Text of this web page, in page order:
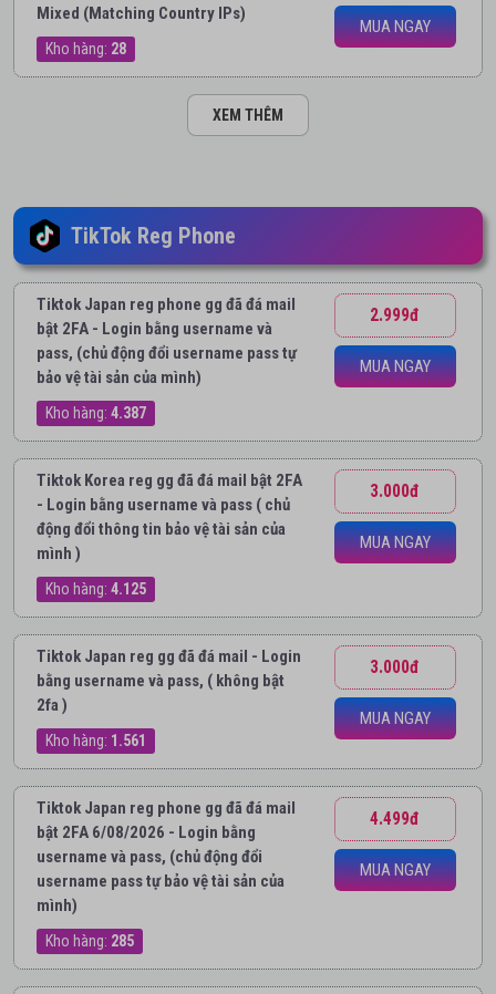
Mixed (Matching Country IPs)
Kho hàng: 28
MUA NGAY
XEM THÊM
TikTok Reg Phone
Tiktok Japan reg phone gg đã đá mail
bật 2FA - Login bằng username và
pass, (chủ động đổi username pass tự
bảo vệ tài sản của mình)
Kho hàng: 4.387
2.999đ
MUA NGAY
Tiktok Korea reg gg đã đá mail bật 2FA
- Login bằng username và pass ( chủ
động đổi thông tin bảo vệ tài sản của
mình )
Kho hàng: 4.125
3.000đ
MUA NGAY
Tiktok Japan reg gg đã đá mail - Login
bằng username và pass, ( không bật
2fa )
Kho hàng: 1.561
3.000đ
MUA NGAY
Tiktok Japan reg phone gg đã đá mail
bật 2FA 6/08/2026 - Login bằng
username và pass, (chủ động đổi
username pass tự bảo vệ tài sản của
mình)
Kho hàng: 285
4.499đ
MUA NGAY